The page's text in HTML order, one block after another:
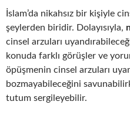
İslam’da nikahsız bir kişiyle
şeylerden biridir. Dolayısıyla,
cinsel arzuları
konuda farklı görüşler ve
öpüşmenin cinsel arzuları
bozmayabileceğini
tutum sergileyebilir.